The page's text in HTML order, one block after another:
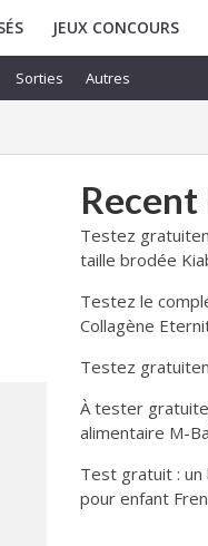
JEUX CONCOURS
Sorties Autres
Recent
Testez
taille brodée
Testez le
Collagène
Testez
À tester
alimentaire M-
Test gratuit : un
pour enfant